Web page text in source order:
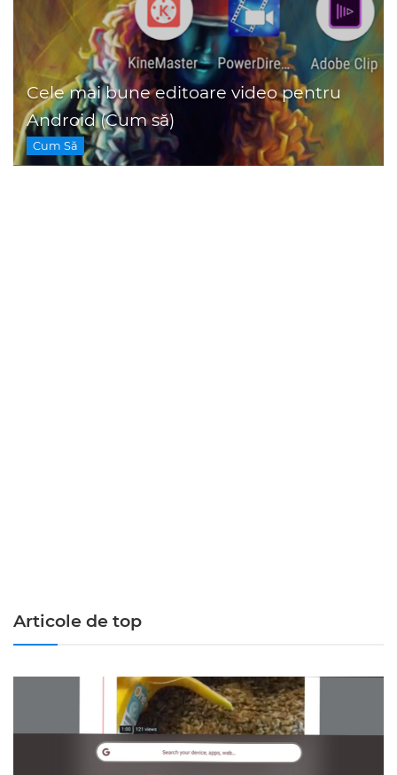
Cele mai bune editoare video pentru
Android (Cum să)
Cum Să
Articole de top